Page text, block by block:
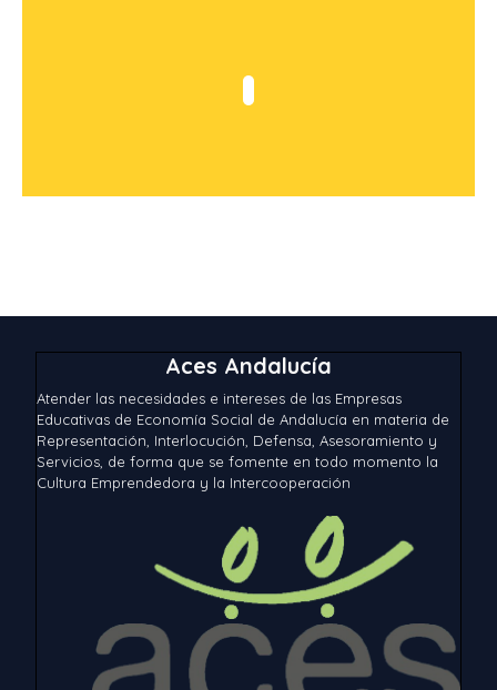
Aces Andalucía
Atender las necesidades e intereses de las Empresas
Educativas de Economía Social de Andalucía en materia de
Representación, Interlocución, Defensa, Asesoramiento y
Servicios, de forma que se fomente en todo momento la
Cultura Emprendedora y la Intercooperación